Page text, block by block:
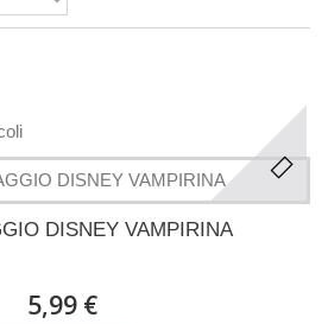
DISNEY VAMPIRINA
5,99 €